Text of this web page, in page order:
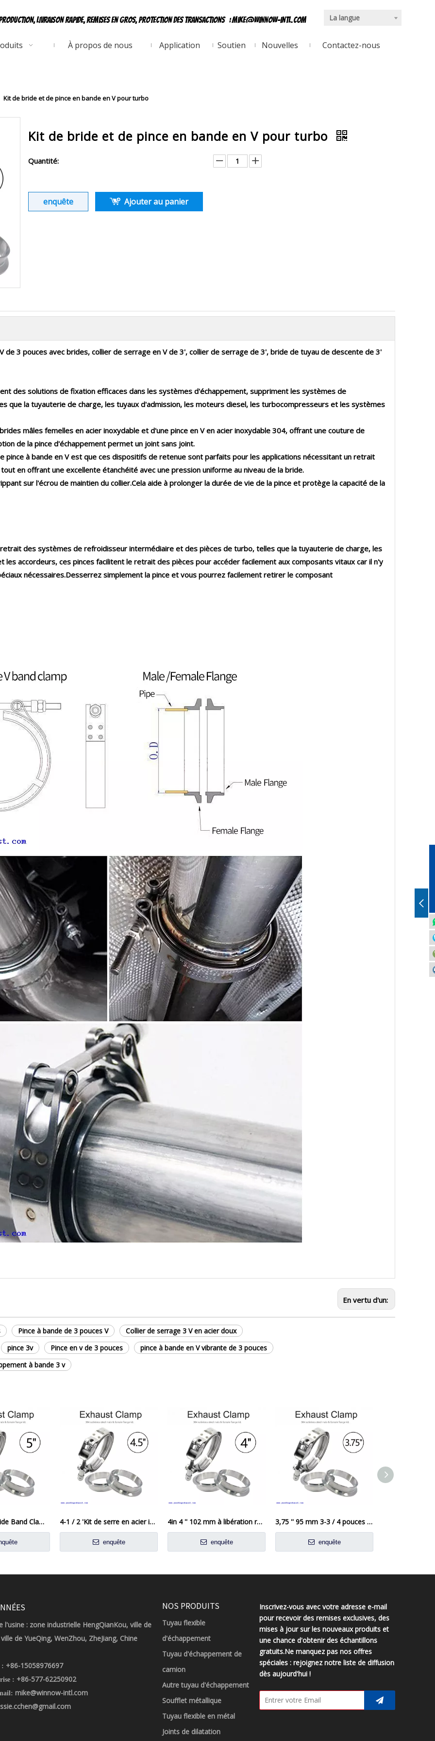
production, livraison rapide, remises en gros, protection des transactions :mike@winnow-intl.com La langue
À propos de nous Application Soutien Nouvelles Contactez-nous
Kit de bride et de pince en bande en V pour turbo
Kit de bride et de pince en bande en V pour turbo
Quantité:
enquête Ajouter au panier
de 3 pouces avec brides, collier de serrage en V de 3', collier de serrage de 3', bride de tuyau de descente de 3'
des solutions de fixation efficaces dans les systèmes d'échappement, suppriment les systèmes de
que la tuyauterie de charge, les tuyaux d'admission, les moteurs diesel, les turbocompresseurs et les systèmes
mâles femelles en acier inoxydable et d'une pince en V en acier inoxydable 304, offrant une couture de
de la pince d'échappement permet un joint sans joint.
pince à bande en V est que ces dispositifs de retenue sont parfaits pour les applications nécessitant un retrait
en offrant une excellente étanchéité avec une pression uniforme au niveau de la bride.
sur l'écrou de maintien du collier.Cela aide à prolonger la durée de vie de la pince et protège la capacité de la
des systèmes de refroidisseur intermédiaire et des pièces de turbo, telles que la tuyauterie de charge, les
accordeurs, ces pinces facilitent le retrait des pièces pour accéder facilement aux composants vitaux car il n'y
nécessaires.Desserrez simplement la pince et vous pourrez facilement retirer le composant
En vertu d'un:
Pince à bande de 3 pouces V
Collier de serrage 3 V en acier doux
pince 3v
Pince en v de 3 pouces
pince à bande en V vibrante de 3 pouces
à bande 3 v
5 '' Release rapide Band Clamp Échappement Downpipe 304 Femelle mâle en acier inoxydable 4-1 / 2 'Kit de serre en acier inoxydable V W / 304 Fricots en acier inoxydable
enquête
4in 4 '' 102 mm à libération rapide Turbo Échappement Downpipe V Band Band Blamp Blamp
enquête
3,75 '' 95 mm 3-3 / 4 pouces Turbo V Bride à bande V + kit de pince
enquête
l'usine : zone industrielle HengQianKou, ville de
de YueQing, WenZhou, ZheJiang, Chine
: +86-15058976697
: +86-577-62250902
mike@winnow-intl.com
NOS PRODUITS
Tuyau flexible
d'échappement
Tuyau d'échappement de
camion
Autre tuyau d'échappement
Soufflet métallique
Tuyau flexible en métal
Joints de dilatation
Inscrivez-vous avec votre adresse e-mail
pour recevoir des remises exclusives, des
mises à jour sur les nouveaux produits et
une chance d'obtenir des échantillons
gratuits.Ne manquez pas nos offres
spéciales : rejoignez notre liste de diffusion
dès aujourd'hui !